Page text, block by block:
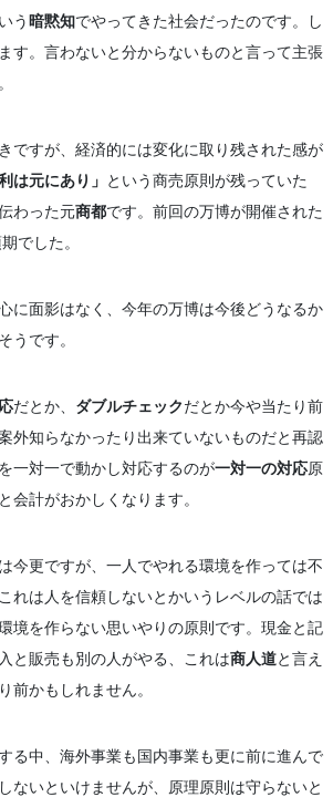
う 暗黙知でやってきた社会だったのです。し
す。言わないと分からないものと言って主張
ですが、経済的には変化に取り残された感が
利は元にあり」 という商売原則が残っていた
わった元商都です。前回の万博が開催された
でした。
に面影はなく、今年の万博は今後どうなるか
うです。
だとか、 ダブルチェックだとか今や当たり前
外知らなかったり出来ていないものだと再認
一対一で動かし対応するのが一対一の対応原
会計がおかしくなります。
は今更ですが、一人でやれる環境を作っては不
れは人を信頼しないとかいうレベルの話では
境を作らない思いやりの原則です。現金と記
と販売も別の人がやる、これは商人道と言え
前かもしれません。
る中、海外事業も国内事業も更に前に進んで
ないといけませんが、原理原則は守らないと